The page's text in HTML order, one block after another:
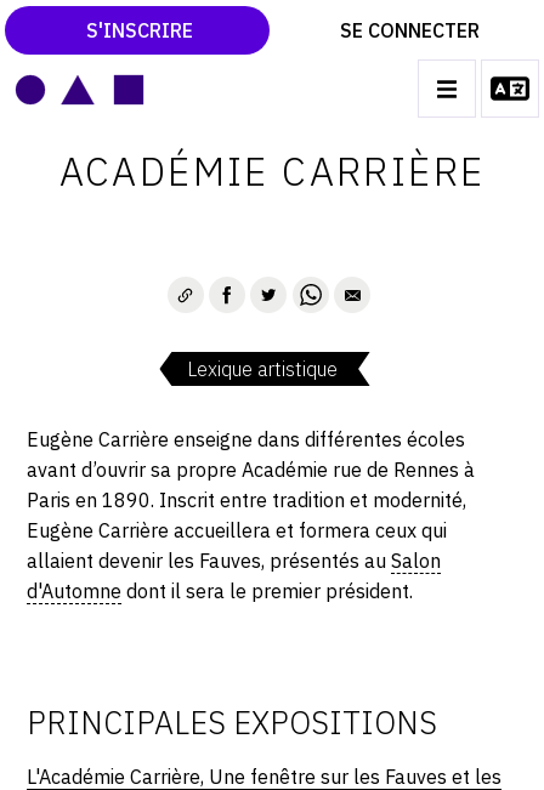
S'INSCRIRE SE CONNECTER
navigation
CATALOGUES RAISONNÉS
LES VERNISSAGES
ACTUALITÉS DU MONDE DE L'ART
LEXIQUE ARTISTIQUE
SERVICES
CRÉER SON SITE ARTISTE
CRÉER SON CATALOGUE D'EXPO
ACADÉMIE CARRIÈRE
Lexique artistique
Eugène Carrière enseigne dans différentes écoles
avant d’ouvrir sa propre Académie rue de Rennes à
Paris en 1890. Inscrit entre tradition et modernité,
Eugène Carrière accueillera et formera ceux qui
allaient devenir les Fauves, présentés auSalon
d'Automne dont il sera le premier président.
PRINCIPALES EXPOSITIONS
L'Académie Carrière, Une fenêtre sur les Fauves et les